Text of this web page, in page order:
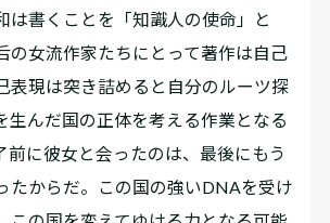
は書くことを「知識人の使命」と
の女流作家たちにとって著作は自己
表現は突き詰めると自分のルーツ探
生んだ国の正体を考える作業となる
前に彼女と会ったのは、最後にもう
たからだ。この国の強いDNAを受け